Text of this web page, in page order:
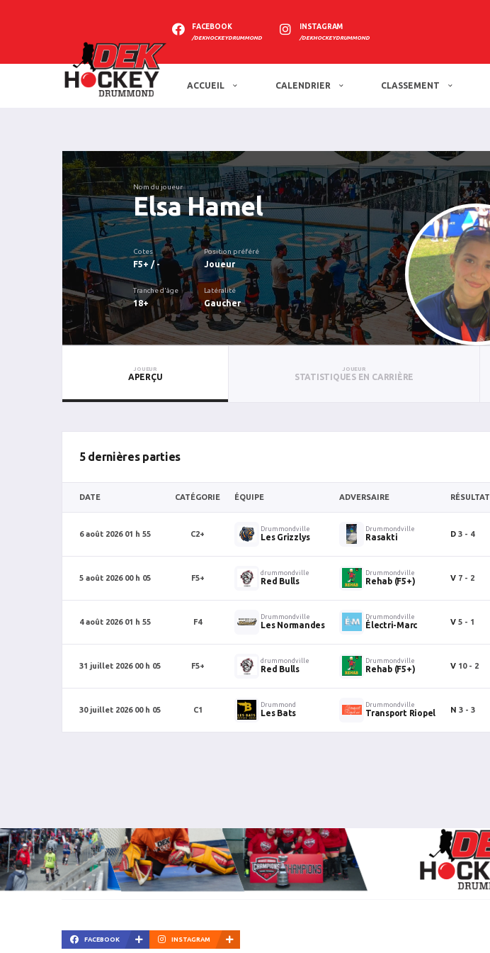
FACEBOOK
/DEKHOCKEYDRUMMOND
INSTAGRAM
/DEKHOCKEYDRUMMOND
ACCUEIL CALENDRIER CLASSEMENT
Nom du joueur
Elsa Hamel
Cotes
F5+ / -
Position préféré
Joueur
Tranche d'âge
18+
Latéralité
Gaucher
JOUEUR
APERÇU
JOUEUR
STATISTIQUES EN CARRIÈRE
5 dernières parties
DATE CATÉGORIE ÉQUIPE ADVERSAIRE RÉSULTAT
6 août 2026 01 h 55 C2+
Drummondville
Les Grizzlys
Drummondville
Rasakti D 3 - 4
5 août 2026 00 h 05 F5+
drummondville
Red Bulls
Drummondville
Rehab (F5+) V 7 - 2
4 août 2026 01 h 55 F4
Drummondville
Les Normandes
Drummondville
Électri-Marc V 5 - 1
31 juillet 2026 00 h 05 F5+
drummondville
Red Bulls
Drummondville
Rehab (F5+) V 10 - 2
30 juillet 2026 00 h 05 C1
Drummond
Les Bats
Drummondville
Transport Riopel N 3 - 3
FACEBOOK INSTAGRAM